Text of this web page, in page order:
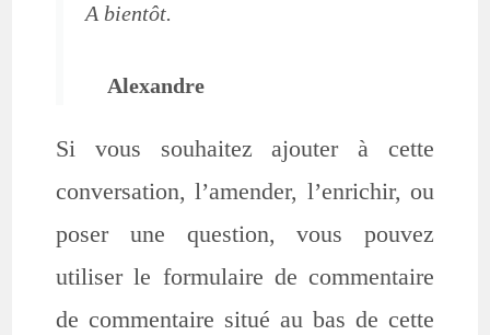
A bientôt.
Alexandre
Si vous souhaitez ajouter à cette
conversation, l’amender, l’enrichir, ou
poser une question, vous pouvez
utiliser le formulaire de commentaire
de commentaire situé au bas de cette